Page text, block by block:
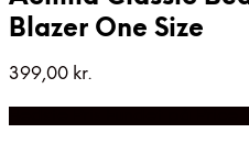
Blazer One Size
399,00 kr.